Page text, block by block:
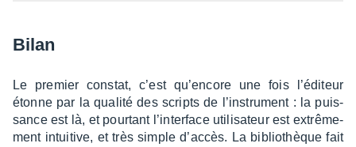
Bilan
Le premier constat, c’est qu’en­core une fois l’édi­teur
étonne par la qualité des scripts de l’ins­tru­ment : la puis­
sance est là, et pour­tant l’in­ter­face utili­sa­teur est extrê­me­
ment intui­tive, et très simple d’ac­cès. La biblio­thèque fait